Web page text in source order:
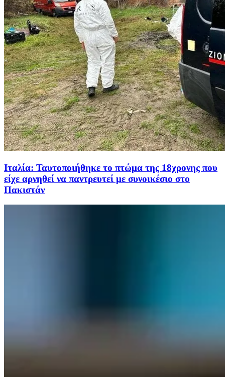
Ιταλία: Ταυτοποιήθηκε το πτώμα της 18χρονης που
είχε αρνηθεί να παντρευτεί με συνοικέσιο στο
Πακιστάν